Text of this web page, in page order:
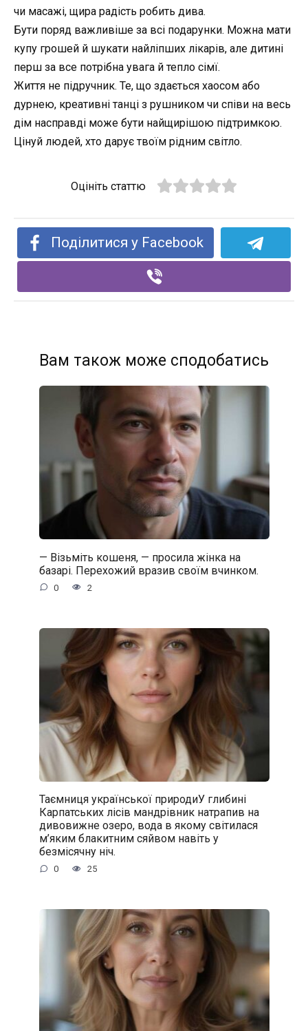
чи масажі, щира радість робить дива.
Бути поряд важливіше за всі подарунки. Можна мати
купу грошей й шукати найліпших лікарів, але дитині
перш за все потрібна увага й тепло сімї.
Життя не підручник. Те, що здається хаосом або
дурнею, креативні танці з рушником чи співи на весь
дім насправді може бути найщирішою підтримкою.
Цінуй людей, хто дарує твоїм рідним світло.
Оцініть статтю
Поділитися у Facebook
Вам також може сподобатись
— Візьміть кошеня, — просила жінка на
базарі. Перехожий вразив своїм вчинком.
0 2
Таємниця української природиУ глибині
Карпатських лісів мандрівник натрапив на
дивовижне озеро, вода в якому світилася
м’яким блакитним сяйвом навіть у
безмісячну ніч.
0 25